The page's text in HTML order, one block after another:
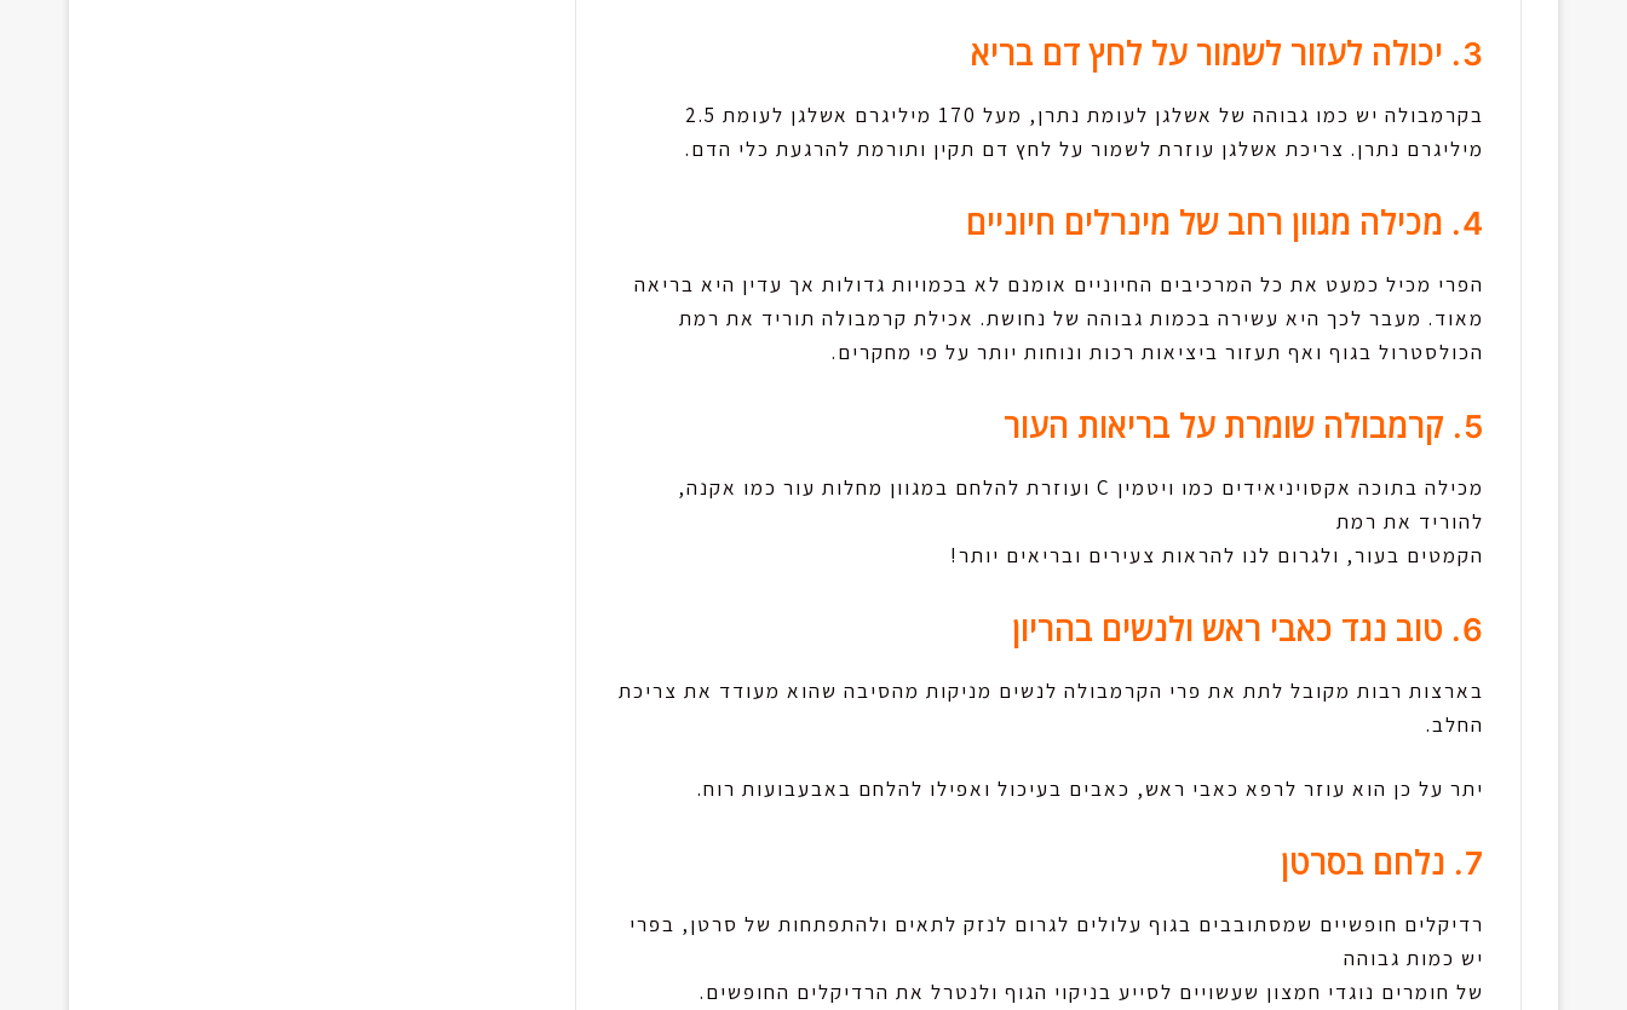
3. יכולה לעזור לשמור על לחץ דם בריא
בקרמבולה יש כמו גבוהה של אשלגן לעומת נתרן, מעל 170 מיליגרם אשלגן לעומת 2.5
מיליגרם נתרן. צריכת אשלגן עוזרת לשמור על לחץ דם תקין ותורמת להרגעת כלי הדם.
4. מכילה מגוון רחב של מינרלים חיוניים
הפרי מכיל כמעט את כל המרכיבים החיוניים אומנם לא בכמויות גדולות אך עדין היא בריאה
מאוד. מעבר לכך היא עשירה בכמות גבוהה של נחושת. אכילת קרמבולה תוריד את רמת
הכולסטרול בגוף ואף תעזור ביציאות רכות ונוחות יותר על פי מחקרים.
5. קרמבולה שומרת על בריאות העור
מכילה בתוכה אקסויניאידים כמו ויטמין C ועוזרת להלחם במגוון מחלות עור כמו אקנה,
להוריד את רמת
הקמטים בעור, ולגרום לנו להראות צעירים ובריאים יותר!
6. טוב נגד כאבי ראש ולנשים בהריון
בארצות רבות מקובל לתת את פרי הקרמבולה לנשים מניקות מהסיבה שהוא מעודד את צריכת
החלב.
יתר על כן הוא עוזר לרפא כאבי ראש, כאבים בעיכול ואפילו להלחם באבעבועות רוח.
7. נלחם בסרטן
רדיקלים חופשיים שמסתובבים בגוף עלולים לגרום לנזק לתאים ולהתפתחות של סרטן, בפרי
יש כמות גבוהה
של חומרים נוגדי חמצון שעשויים לסייע בניקוי הגוף ולנטרל את הרדיקלים החופשים.